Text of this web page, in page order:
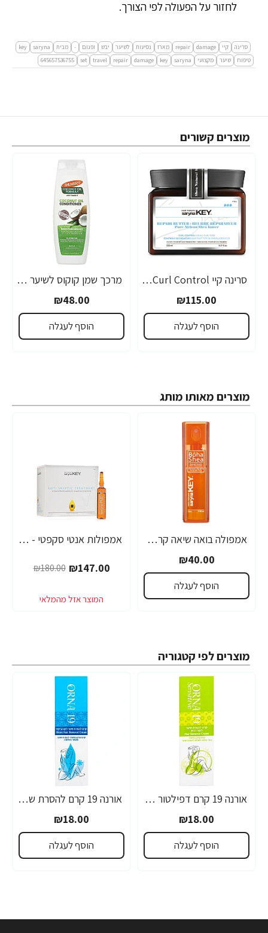
לחזור על הפעולה לפי הצורך.
סרינה קיי damage
repair מארז נסיעות לשיער יבש ופגום - מבית saryna
key
טיפוח
שיער מקצועי saryna
key
damage
repair
travel
set
645657536755
מוצרים קשורים
סרינה קיי Curl Control מסכת חמאת שיאה לשיער גלי ומתולתל 500 מ"ל - מבית Saryna Key
₪115.00
הוסף לעגלה
מרכך שמן קוקוס לשיער יבש פגום או צבוע ממריץ לחות 400 מ"ל - Palmer's
₪48.00
הוסף לעגלה
מוצרים מאותו מותג
אמפולה בואה שיאה קראטין טבעי סרינה קיי 12 מ"ל - מבית Saryna Key
₪40.00
הוסף לעגלה
-18% אמפולות אנטי סקפטי - לחיזוק שורשי השיער סרינה קיי נגד נשירה Unique Pro - מבית Saryna Key
₪147.00
₪180.00
מוצרים לפי קטגוריה
אורנה 19 קרם דפילטור לעור רגיש 80 גרם
₪18.00
הוסף לעגלה
אורנה 19 קרם להסרת שיער לקו הביקיני 90 מ"ל
₪18.00
הוסף לעגלה